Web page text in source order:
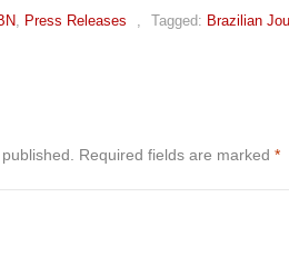
Press Releases Tagged: Brazilian
Required fields are marked *